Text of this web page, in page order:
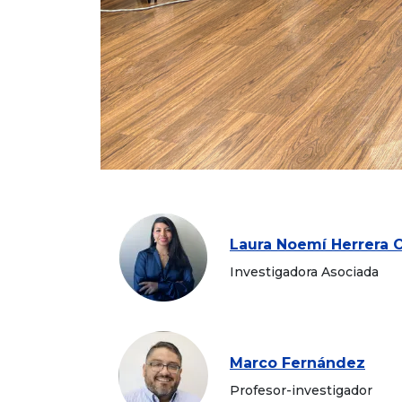
Laura Noemí Herrera
Investigadora Asociada
Marco Fernández
Profesor-investigador